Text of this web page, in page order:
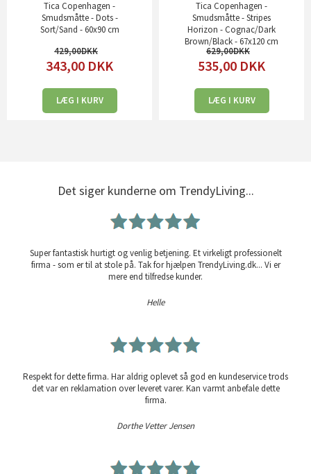
Tica Copenhagen -
Smudsmåtte - Dots -
Sort/Sand - 60x90 cm
429,00
343,00 DKK
LÆG I KURV
Tica Copenhagen -
Smudsmåtte - Stripes
Horizon - Cognac/Dark
Brown/Black - 67x120 cm
629,00
535,00 DKK
LÆG I KURV
Det siger kunderne om TrendyLiving...
Super fantastisk hurtigt og venlig betjening. Et virkeligt professionelt
firma - som er til at stole på. Tak for hjælpen TrendyLiving.dk... Vi er
mere end tilfredse kunder.
Helle
Respekt for dette firma. Har aldrig oplevet så god en kundeservice trods
det var en reklamation over leveret varer. Kan varmt anbefale dette
firma.
Dorthe Vetter Jensen